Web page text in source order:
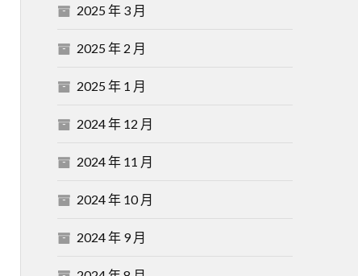
2025 年 3 月
2025 年 2 月
2025 年 1 月
2024 年 12 月
2024 年 11 月
2024 年 10 月
2024 年 9 月